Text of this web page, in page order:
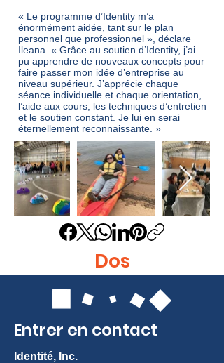
« Le programme d’Identity m’a
énormément aidée, tant sur le plan
personnel que professionnel », déclare
Ileana. « Grâce au soutien d’Identity, j’ai
pu apprendre de nouveaux concepts pour
faire passer mon idée d’entreprise au
niveau supérieur. J’apprécie chaque
séance individuelle et chaque orientation,
l’aide aux cours, les techniques d’entretien
et le soutien constant. Je lui en serai
éternellement reconnaissante. »
Dos
Entrer en contact
Identité, Inc.